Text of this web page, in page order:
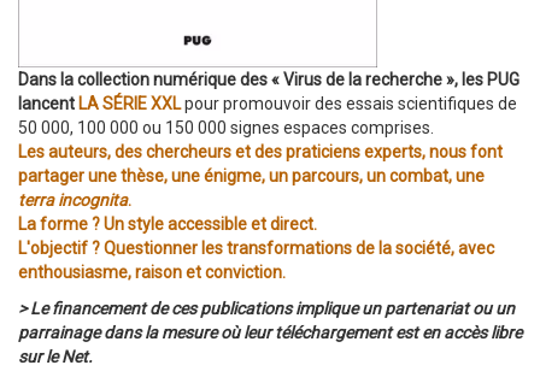
Dans la collection numérique des « Virus de la recherche », les PUG
lancent LA SÉRIE XXLpour promouvoir des essais scientifiques de
50 000, 100 000 ou 150 000 signes espaces comprises.
Les auteurs, des chercheurs et des praticiens experts, nous font
partager une thèse, une énigme, un parcours, un combat, une
terra incognita.
La forme ? Un style accessible et direct.
L'objectif ? Questionner les transformations de la société, avec
enthousiasme, raison et conviction.
> Le financement de ces publications implique un partenariat ou un
parrainage dans la mesure où leur téléchargement est en accès libre
sur le Net.